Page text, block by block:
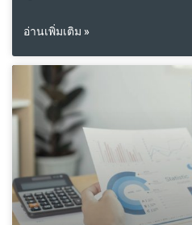
อ่านเพิ่มเติม »